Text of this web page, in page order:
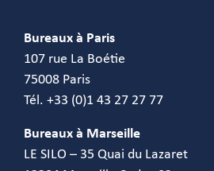
Bureaux à Paris
107 rue La Boétie
75008 Paris
Tél. +33 (0)1 43 27 27 77
Bureaux à Marseille
LE SILO – 35 Quai du Lazaret